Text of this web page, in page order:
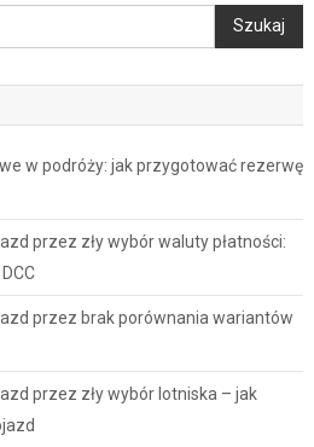
Szukaj
w podróży: jak przygotować rezerwę
przez zły wybór waluty płatności:
przez brak porównania wariantów
przez zły wybór lotniska – jak